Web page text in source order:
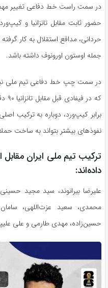
در سمت راست خط دفاعی تغییر
حضور ثابت مقابل تانزانیا و
حردانی، مدافع استقلال به کار
جمله اوستون اورونوف داشته باشد.
در سمت چپ خط دفاعی تیم ملی
برابر کیپ‌ورد، دوباره به ترکیب
نفوذ‌های بیشتر بتواند به ساخت
داده‌اند:
علیرضا بیرانوند، سید مجید
محمدی، سعید عزت‌اللهی،
حسین‌زاده، مهدی طارمی و علی